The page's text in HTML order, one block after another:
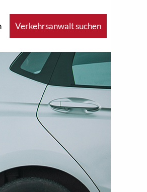
Verkehrsanwalt suchen